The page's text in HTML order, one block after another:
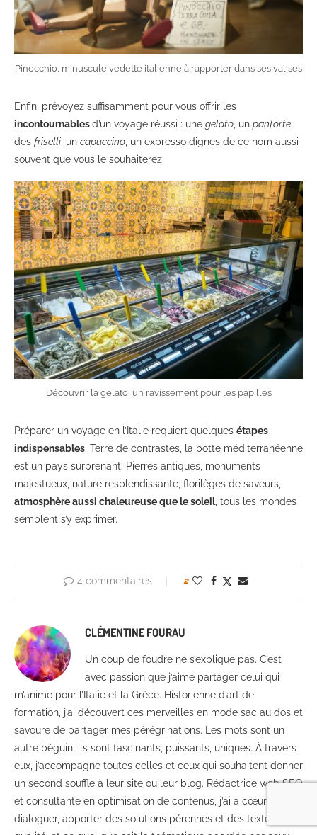
Pinocchio, minuscule vedette italienne à rapporter dans ses valises
Enfin, prévoyez suffisamment pour vous offrir les
incontournablesd’un voyage réussi : une gelato , un panforte
des friselli , un capuccino , un expresso dignes de ce nom aussi
souvent que vous le souhaiterez.
Découvrir la gelato, un ravissement pour les papilles
Préparer un voyage en l’Italie requiert quelques étapes
indispensables. Terre de contrastes, la botte méditerranéenne
est un pays surprenant. Pierres antiques, monuments
majestueux, nature resplendissante, florilèges de saveurs,
atmosphère aussi chaleureuse que le soleil, tous les mondes
semblent s’y exprimer.
4 commentaires 2
CLÉMENTINE FOURAU
Un coup de foudre ne s’explique pas. C’est
avec passion que j’aime partager celui qui
m’anime pour l’Italie et la Grèce. Historienne d’art de
formation, j’ai découvert ces merveilles en mode sac au dos et
savoure de partager mes pérégrinations. Les mots sont un
autre béguin, ils sont fascinants, puissants, uniques. À travers
eux, j’accompagne toutes celles et ceux qui souhaitent donner
un second souffle à leur site ou leur blog. Rédactrice web SEO
et consultante en optimisation de contenus, j’ai à cœur de
dialoguer, apporter des solutions pérennes et des textes de